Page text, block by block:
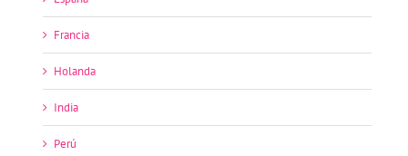
Francia
Holanda
India
Perú